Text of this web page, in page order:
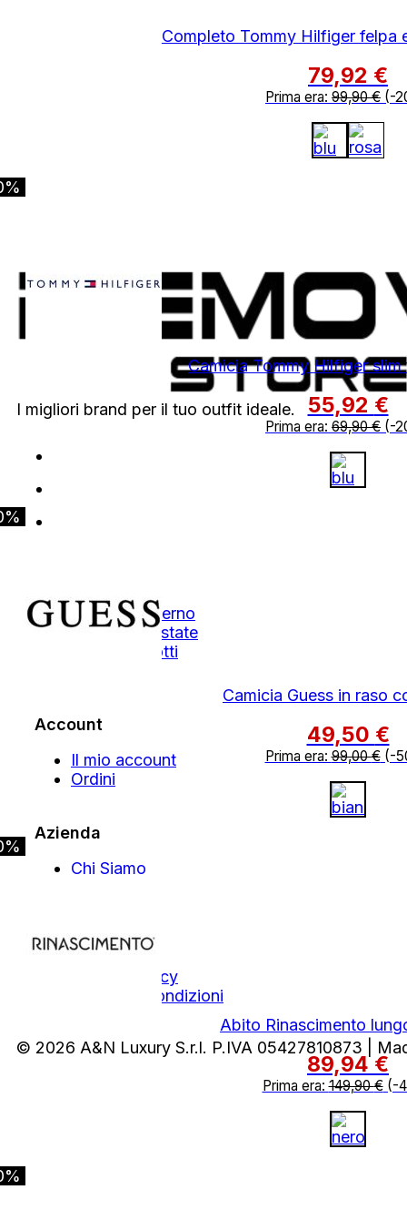
Completo Tommy Hilfiger felpa
79,92 €
Prima era: 99,90€ (-
Camicia Tommy Hilfiger
55,92 €
Prima era: 69,90€ (-
Camicia Guess in raso
49,50 €
Prima era:99,00€(-
Abito Rinascimento
89,94€
Prima era:149,90€(-
I migliori brand per il tuo outfit ideale.
Autunno Inverno
Primavera Estate
Tutti i Prodotti
Account
Il mio account
Ordini
Azienda
Chi Siamo
Area Legale
Privacy Policy
Termini e Condizioni
© 2026 A&N Luxury S.r.l. P.IVA 05427810873 |